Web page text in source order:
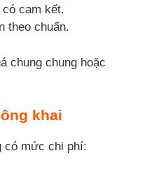
có cam kết.
theo chuẩn.
chung chung hoặc
khai
có mức chi phí: